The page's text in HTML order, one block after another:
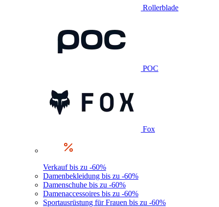
Rollerblade
POC
Fox
Verkauf bis zu -60%
Damenbekleidung bis zu -60%
Damenschuhe bis zu -60%
Damenaccessoires bis zu -60%
Sportausrüstung für Frauen bis zu -60%